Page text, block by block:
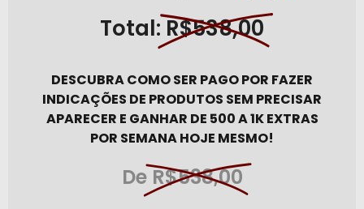
Total: R$538,00
DESCUBRA COMO SER PAGO POR FAZER
INDICAÇÕES DE PRODUTOS SEM PRECISAR
APARECER E GANHAR DE 500 A 1K EXTRAS
POR SEMANA HOJE MESMO!
De R$538,00